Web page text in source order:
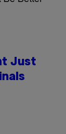
Just